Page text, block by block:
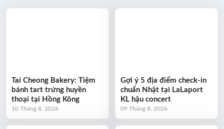
Tai Cheong Bakery: Tiệm
bánh tart trứng huyền
thoại tại Hồng Kông
10 Tháng 8, 2026
Gợi ý 5 địa điểm check-in
chuẩn Nhật tại LaLaport
KL hậu concert
09 Tháng 8, 2026